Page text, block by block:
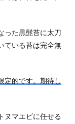
った黒髭苔に太刀
ている苔は完全無
定的です。期待し
ヌマエビに任せる